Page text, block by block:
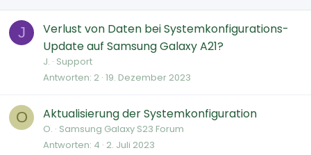
J
Verlust von Daten bei Systemkonfigurations-
Update auf Samsung Galaxy A21?
J. Support
Antworten 2 19. Dezember 2023
O Aktualisierung der Systemkonfiguration
O. Samsung Galaxy S23 Forum
Antworten 4 2. Juli 2023